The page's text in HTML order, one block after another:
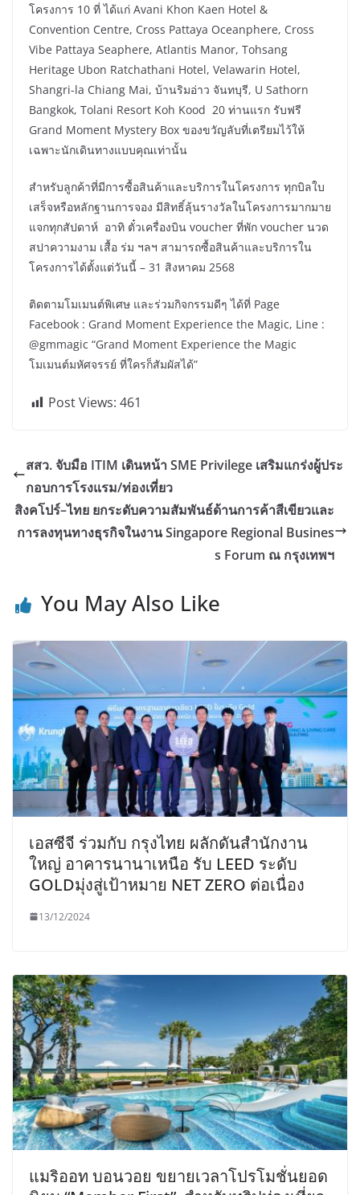
โครงการ 10 ที่ ได้แก่ Avani Khon Kaen Hotel &
Convention Centre, Cross Pattaya Oceanphere, Cross
Vibe Pattaya Seaphere, Atlantis Manor, Tohsang
Heritage Ubon Ratchathani Hotel, Velawarin Hotel,
Shangri-la Chiang Mai, บ้านริมอ่าว จันทบุรี, U Sathorn
Bangkok, Tolani Resort Koh Kood 20 ท่านแรก รับฟรี
Grand Moment Mystery Box ของขวัญลับที่เตรียมไว้ให้
เฉพาะนักเดินทางแบบคุณเท่านั้น
สำหรับลูกค้าที่มีการซื้อสินค้าและบริการในโครงการ ทุกบิลใบ
เสร็จหรือหลักฐานการจอง มีสิทธิ์ลุ้นรางวัลในโครงการมากมาย
แจกทุกสัปดาห์ อาทิ ตั๋วเครื่องบิน voucher ที่พัก voucher นวด
สปาความงาม เสื้อ ร่ม ฯลฯ สามารถซื้อสินค้าและบริการใน
โครงการได้ตั้งแต่วันนี้ – 31 สิงหาคม 2568
ติดตามโมเมนต์พิเศษ และร่วมกิจกรรมดีๆ ได้ที่ Page
Facebook : Grand Moment Experience the Magic, Line :
@gmmagic “Grand Moment Experience the Magic
โมเมนต์มหัศจรรย์ ที่ใครก็สัมผัสได้”
Post Views: 461
สสว. จับมือ ITIM เดินหน้า SME Privilege เสริมแกร่งผู้ประ
กอบการโรงแรม/ท่องเที่ยว
สิงคโปร์–ไทย ยกระดับความสัมพันธ์ด้านการค้าสีเขียวและ
การลงทุนทางธุรกิจในงาน Singapore Regional Busines
s Forum ณ กรุงเทพฯ
You May Also Like
เอสซีจี ร่วมกับ กรุงไทย ผลักดันสำนักงาน
ใหญ่ อาคารนานาเหนือ รับ LEED ระดับ
GOLDมุ่งสู่เป้าหมาย NET ZERO ต่อเนื่อง
13/12/2024
แมริออท บอนวอย ขยายเวลาโปรโมชั่นยอด